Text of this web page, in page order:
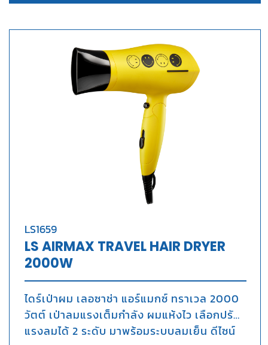
LS1659
LS AIRMAX TRAVEL HAIR DRYER
2000W
ไดร์เป่าผม เลอซาช่า แอร์แมกซ์ ทราเวล 2000
วัตต์ เป่าลมแรงเต็มกำลัง ผมแห้งไว เลือกปรับ
แรงลมได้ 2 ระดับ มาพร้อมระบบลมเย็น ดีไซน์